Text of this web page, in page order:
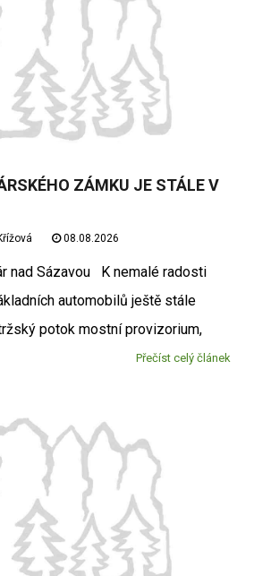
ZÁMKU JE STÁLE V
08.08.2026
nad Sázavou K nemalé radosti
automobilů ještě stále
potok mostní provizorium,
Přečíst celý článek